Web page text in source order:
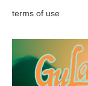
terms of use